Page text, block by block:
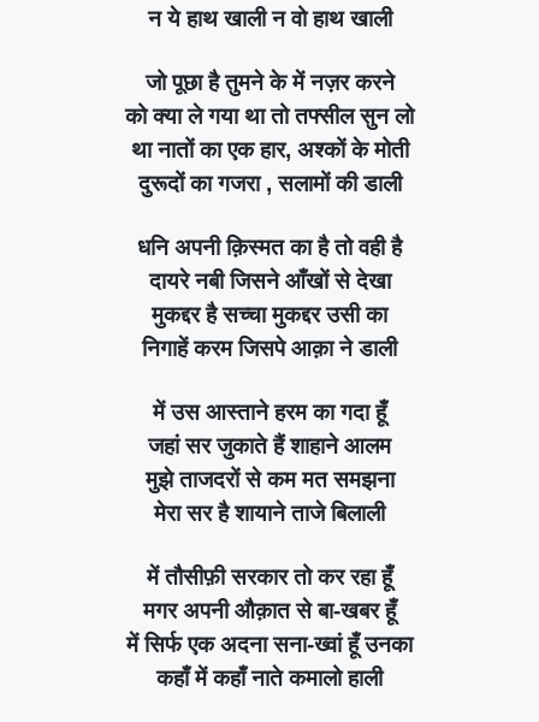
न ये हाथ खाली न वो हाथ खाली
जो पूछा है तुमने के में नज़र करने
को क्या ले गया था तो तफ्सील सुन लो
था नातों का एक हार, अश्कों के मोती
दुरूदों का गजरा , सलामों की डाली
धनि अपनी क़िस्मत का है तो वही है
दायरे नबी जिसने आँखों से देखा
मुकद्दर है सच्चा मुकद्दर उसी का
निगाहें करम जिसपे आक़ा ने डाली
में उस आस्ताने हरम का गदा हूँ
जहां सर जुकाते हैं शाहाने आलम
मुझे ताजदरों से कम मत समझना
मेरा सर है शायाने ताजे बिलाली
में तौसीफ़ी सरकार तो कर रहा हूँ
मगर अपनी औक़ात से बा-खबर हूँ
में सिर्फ एक अदना सना-ख्वां हूँ उनका
कहाँ में कहाँ नाते कमालो हाली